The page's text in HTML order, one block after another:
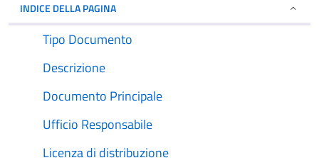
INDICE DELLA PAGINA
Tipo Documento
Descrizione
Documento Principale
Ufficio Responsabile
Licenza di distribuzione